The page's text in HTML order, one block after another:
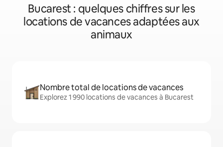
Bucarest : quelques chiffres sur les
locations de vacances adaptées aux
animaux
Nombre total de locations de vacances
Explorez 1 990 locations de vacances à Bucarest